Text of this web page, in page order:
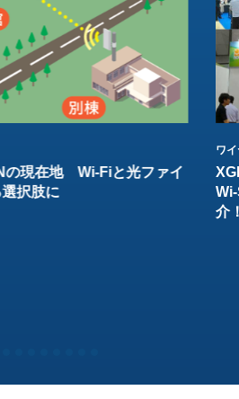
の現在地 Wi-Fiと光ファイ
択肢に
ワ
介